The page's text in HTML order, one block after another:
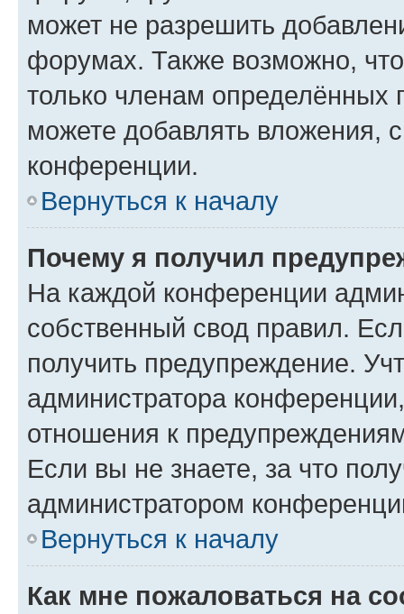
может не разрешить
форумах. Также возможно,
только членам определённых
можете добавлять вложения,
конференции.
Вернуться к началу
Почему я получил
На каждой конференции
собственный свод правил.
получить предупреждение.
администратора
отношения к
Если вы не знаете, за что
администратором
Вернуться к началу
Как мне пожаловаться на